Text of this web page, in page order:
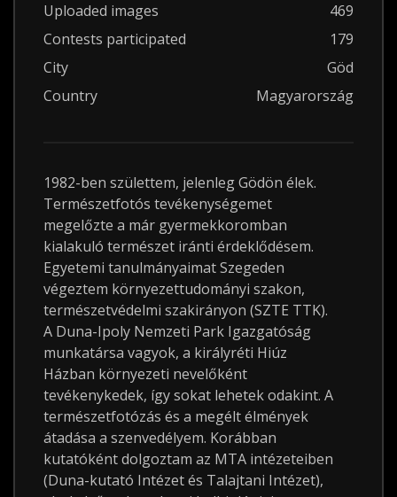
Uploaded images
469
Contests participated
179
City
Göd
Country
Magyarország
1982-ben születtem, jelenleg Gödön élek.
Természetfotós tevékenységemet
megelőzte a már gyermekkoromban
kialakuló természet iránti érdeklődésem.
Egyetemi tanulmányaimat Szegeden
végeztem környezettudományi szakon,
természetvédelmi szakirányon (SZTE TTK).
A Duna-Ipoly Nemzeti Park Igazgatóság
munkatársa vagyok, a királyréti Hiúz
Házban környezeti nevelőként
tevékenykedek, így sokat lehetek odakint. A
természetfotózás és a megélt élmények
átadása a szenvedélyem. Korábban
kutatóként dolgoztam az MTA intézeteiben
(Duna-kutató Intézet és Talajtani Intézet),